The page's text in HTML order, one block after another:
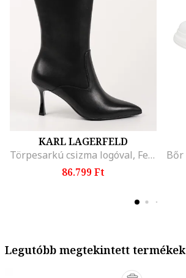
KARL LAGERFELD
Törpesarkú csizma logóval, Fekete
86.799 Ft
Legutóbb megtekintett termékek